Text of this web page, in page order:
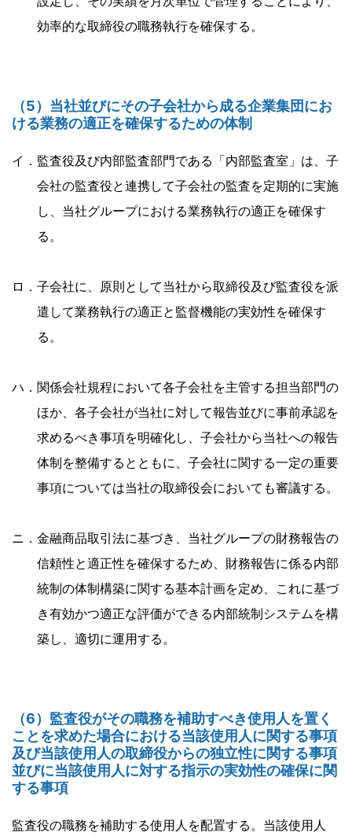
効率的な取締役の職務執行を確保する。
（5）当社並びにその子会社から成る企業集団にお
ける業務の適正を確保するための体制
イ．監査役及び内部監査部門である「内部監査室」は、子
会社の監査役と連携して子会社の監査を定期的に実施
し、当社グループにおける業務執行の適正を確保す
る。
ロ．子会社に、原則として当社から取締役及び監査役を派
遣して業務執行の適正と監督機能の実効性を確保す
る。
ハ．関係会社規程において各子会社を主管する担当部門の
ほか、各子会社が当社に対して報告並びに事前承認を
求めるべき事項を明確化し、子会社から当社への報告
体制を整備するとともに、子会社に関する一定の重要
事項については当社の取締役会においても審議する。
ニ．金融商品取引法に基づき、当社グループの財務報告の
信頼性と適正性を確保するため、財務報告に係る内部
統制の体制構築に関する基本計画を定め、これに基づ
き有効かつ適正な評価ができる内部統制システムを構
築し、適切に運用する。
（6）監査役がその職務を補助すべき使用人を置く
ことを求めた場合における当該使用人に関する事項
及び当該使用人の取締役からの独立性に関する事項
並びに当該使用人に対する指示の実効性の確保に関
する事項
監査役の職務を補助する使用人を配置する。当該使用人